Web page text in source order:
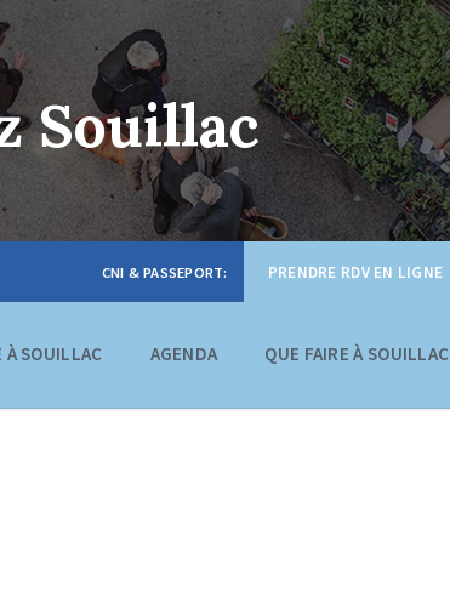
Souillac
PRENDRE RDV EN LIGNE
À SOUILLAC AGENDA QUE FAIRE À SOUILLAC